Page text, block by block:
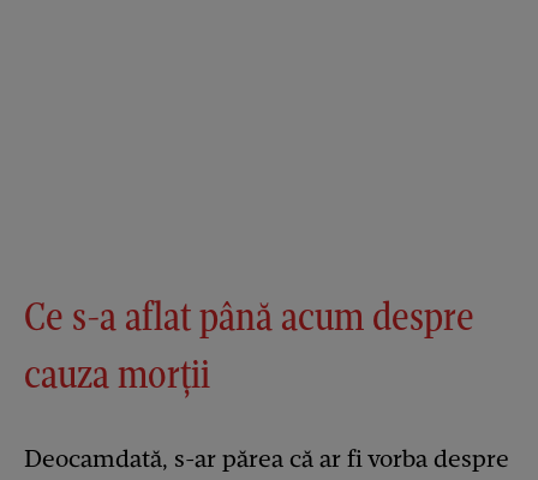
Ce s-a aflat până acum despre
cauza morții
Deocamdată, s-ar părea că ar fi vorba despre